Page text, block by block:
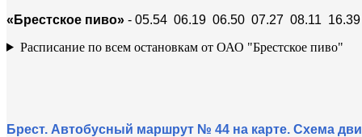
«Брестское пиво» - 05.54 06.19 06.50 07.27 08.11
Расписание по всем остановкам от ОАО "Брестское пиво"
Брест. Автобусный маршрут № 44 на карте. Схема